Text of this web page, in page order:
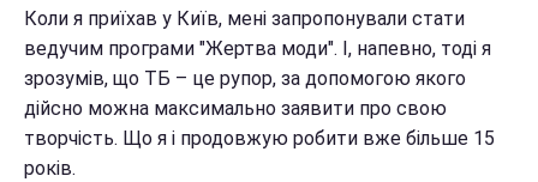
Коли я приїхав у Київ, мені запропонували стати
ведучим програми "Жертва моди". І, напевно, тоді я
зрозумів, що ТБ – це рупор, за допомогою якого
дійсно можна максимально заявити про свою
творчість. Що я і продовжую робити вже більше 15
років.